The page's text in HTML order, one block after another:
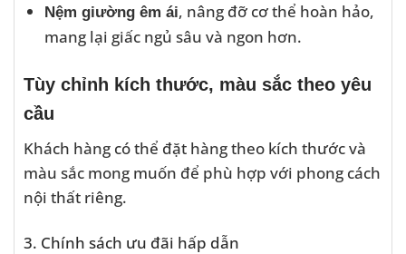
Nệm giường êm ái, nâng đỡ cơ thể hoàn hảo,
mang lại giấc ngủ sâu và ngon hơn.
Tùy chỉnh kích thước, màu sắc theo yêu
cầu
Khách hàng có thể đặt hàng theo kích thước và
màu sắc mong muốn để phù hợp với phong cách
nội thất riêng.
3. Chính sách ưu đãi hấp dẫn